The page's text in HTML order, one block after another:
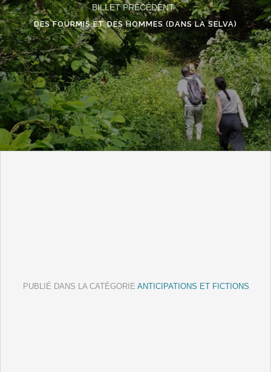
BILLET PRÉCÉDENT :
DES FOURMIS ET DES HOMMES (DANS LA SELVA)
PUBLIÉ DANS LA CATÉGORIE ANTICIPATIONS ET FICTIONS